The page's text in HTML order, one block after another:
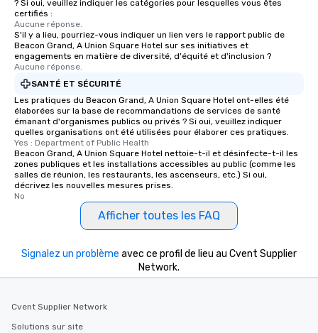
? Si oui, veuillez indiquer les catégories pour lesquelles vous êtes
certifiés :
Aucune réponse.
S'il y a lieu, pourriez-vous indiquer un lien vers le rapport public de
Beacon Grand, A Union Square Hotel sur ses initiatives et
engagements en matière de diversité, d'équité et d'inclusion ?
Aucune réponse.
SANTÉ ET SÉCURITÉ
Les pratiques du Beacon Grand, A Union Square Hotel ont-elles été
élaborées sur la base de recommandations de services de santé
émanant d'organismes publics ou privés ? Si oui, veuillez indiquer
quelles organisations ont été utilisées pour élaborer ces pratiques.
Yes : Department of Public Health
Beacon Grand, A Union Square Hotel nettoie-t-il et désinfecte-t-il les
zones publiques et les installations accessibles au public (comme les
salles de réunion, les restaurants, les ascenseurs, etc.) Si oui,
décrivez les nouvelles mesures prises.
No
Afficher toutes les FAQ
Signalez un problème avec ce profil de lieu au Cvent Supplier
Network.
Cvent Supplier Network
Solutions sur site